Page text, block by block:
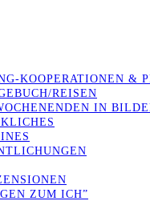
KOOPERATIONEN &
REISEN
IN
ZUM ICH”